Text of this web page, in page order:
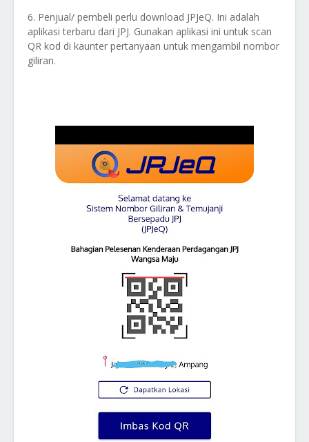
6. Penjual/ pembeli perlu download JPJeQ. Ini adalah
aplikasi terbaru dari JPJ. Gunakan aplikasi ini untuk scan
QR kod di kaunter pertanyaan untuk mengambil nombor
giliran.